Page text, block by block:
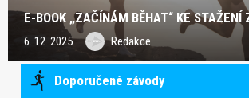
E-BOOK „ZAČÍNÁM BĚHAT“ KE STAŽENÍ
6. 12. 2025 Redakce
Doporučené závody